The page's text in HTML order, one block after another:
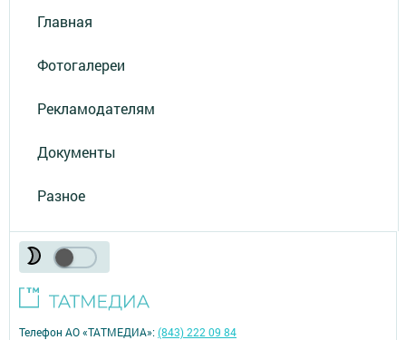
Главная
Фотогалереи
Рекламодателям
Документы
Разное
Телефон АО «ТАТМЕДИА»:(843) 222 09 84